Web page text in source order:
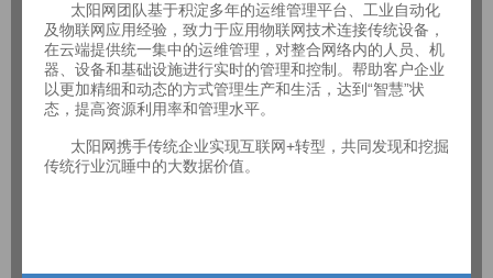
太阳网团队基于积淀多年的运维管理平台、工业自动化
及物联网应用经验，致力于应用物联网技术连接传统设备，
在云端提供统一集中的运维管理，对整合网络内的人员、机
器、设备和基础设施进行实时的管理和控制。帮助客户企业
以更加精细和动态的方式管理生产和生活，达到“智慧”状
态，提高资源利用率和管理水平。
太阳网携手传统企业实现互联网+转型，共同发现和挖掘
传统行业沉睡中的大数据价值。